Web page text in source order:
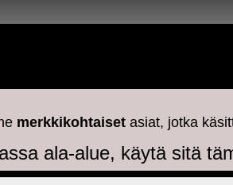
merkkikohtaiset asiat, jotka
ala-alue, käytä sitä